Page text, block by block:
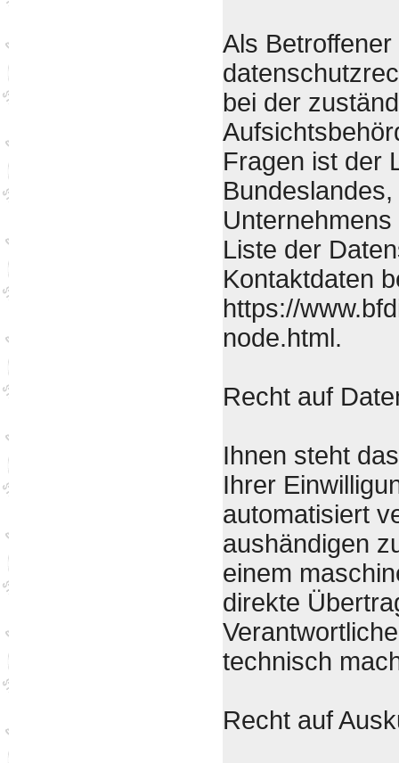
Als
bei der
Fragen ist der
Liste der
Kontaktdaten
https://
node.html.
Recht auf
Ihnen steht
Ihrer
automatisiert
aushändigen
einem
direkte
technisch
Recht auf